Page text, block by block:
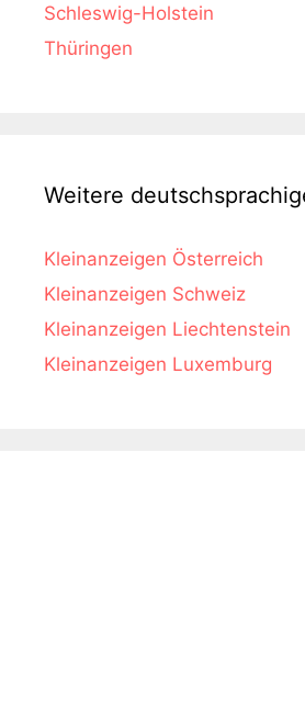
Schleswig-Holstein
Thüringen
Weitere
Kleinanzeigen Österreich
Kleinanzeigen Schweiz
Kleinanzeigen Liechtenstein
Kleinanzeigen Luxemburg